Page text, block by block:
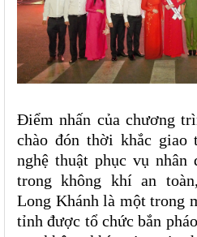
Điểm nhấn của chương
chào đón thời khắc giao
nghệ thuật phục vụ
trong không khí an
Long Khánh là một trong
tỉnh được tổ chức bắn